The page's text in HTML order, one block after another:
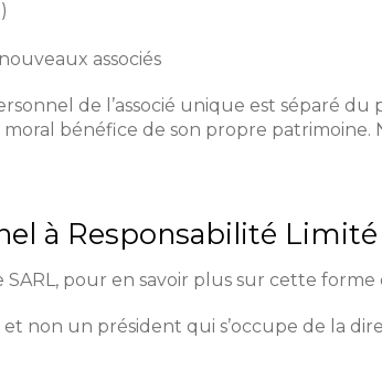
associés
de l’associé unique est séparé
bénéfice de son propre patrimoine.
à Responsabilité Limité
pour en savoir plus sur cette forme
non un président qui s’occupe de la